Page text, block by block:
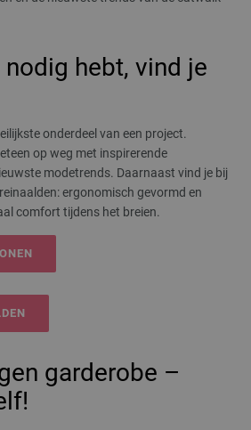
hebt, vind je
onderdeel van een project.
op weg met inspirerende
modetrends. Daarnaast vind je bij
ergonomisch gevormd en
comfort tijdens het breien.
garderobe –